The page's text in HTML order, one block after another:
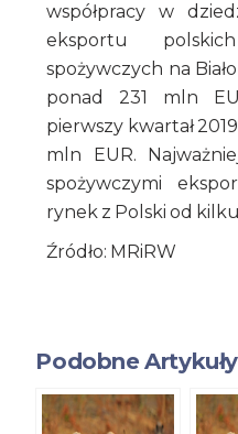
współpracy w
eksportu
spożywczych na
ponad 231 mln
pierwszy kwartał
mln EUR.
spożywczymi
rynek z Polski od
Źródło: MRiRW
Podobne Artykuły